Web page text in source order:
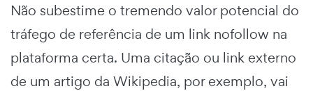
Não subestime o tremendo valor potencial do
tráfego de referência de um link nofollow na
plataforma certa. Uma citação ou link externo
de um artigo da Wikipedia, por exemplo, vai